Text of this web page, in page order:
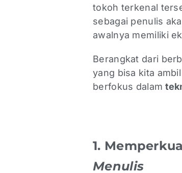
tokoh terkenal
sebagai penulis
awalnya memiliki
Berangkat dari
yang bisa kita
berfokus dalam
1.
Menulis